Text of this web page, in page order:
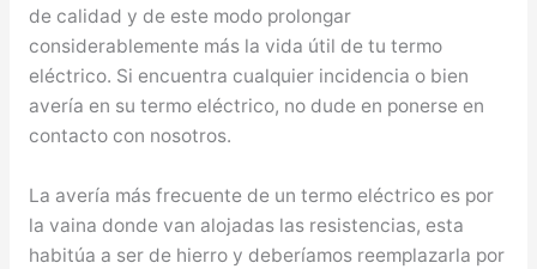
de calidad y de este modo prolongar
considerablemente más la vida útil de tu termo
eléctrico. Si encuentra cualquier incidencia o bien
avería en su termo eléctrico, no dude en ponerse en
contacto con nosotros.
La avería más frecuente de un termo eléctrico es por
la vaina donde van alojadas las resistencias, esta
habitúa a ser de hierro y deberíamos reemplazarla por